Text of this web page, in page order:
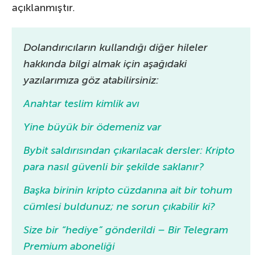
açıklanmıştır.
Dolandırıcıların kullandığı diğer hileler
hakkında bilgi almak için aşağıdaki
yazılarımıza göz atabilirsiniz:
Anahtar teslim kimlik avı
Yine büyük bir ödemeniz var
Bybit saldırısından çıkarılacak dersler: Kripto
para nasıl güvenli bir şekilde saklanır?
Başka birinin kripto cüzdanına ait bir tohum
cümlesi buldunuz; ne sorun çıkabilir ki?
Size bir “hediye” gönderildi – Bir Telegram
Premium aboneliği